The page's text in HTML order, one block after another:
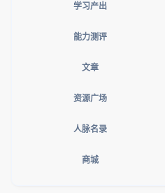
学习产出
能力测评
文章
资源广场
人脉名录
商城